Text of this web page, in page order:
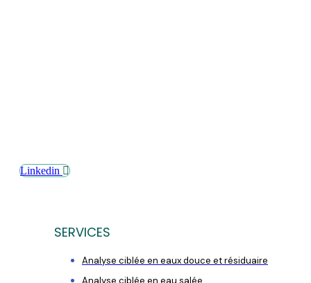
Linkedin
SERVICES
Analyse ciblée en eaux douce et résiduaire
Analyse ciblée en eau salée